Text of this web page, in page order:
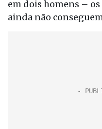
em dois homens –
ainda não